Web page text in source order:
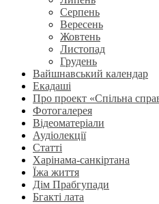
Серпень
Вересень
Жовтень
Листопад
Грудень
Вайшнавський календар
Екадаші
Про проект «Спільна
Фотогалерея
Відеоматеріали
Аудіолекції
Статті
Харінама-санкіртана
Їжа життя
Дім Прабгупади
Бгакті лата